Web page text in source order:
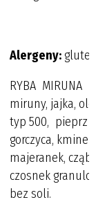
Alergeny:
RYBA MIRUNA
miruny, jajka,
typ 500, pieprz
gorczyca,
majeranek,
czosnek
bez soli.